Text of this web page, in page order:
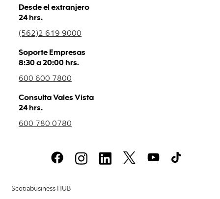
Desde el extranjero
24 hrs.
(562)2 619 9000
Soporte Empresas
8:30 a 20:00 hrs.
600 600 7800
Consulta Vales Vista
24 hrs.
600 780 0780
Scotiabusiness HUB